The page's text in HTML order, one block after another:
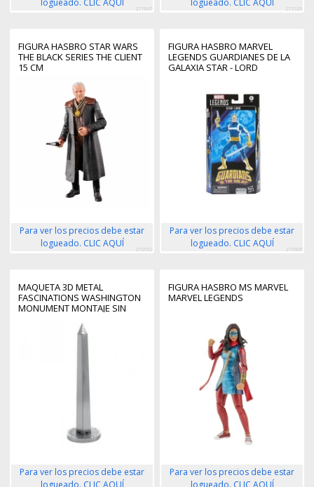
logueado. CLIC AQUÍ
271947
logueado. CLIC AQUÍ
272320
FIGURA HASBRO STAR WARS
THE BLACK SERIES THE CLIENT
15 CM
Para ver los precios debe estar
logueado. CLIC AQUÍ
272652
FIGURA HASBRO MARVEL
LEGENDS GUARDIANES DE LA
GALAXIA STAR - LORD
Para ver los precios debe estar
logueado. CLIC AQUÍ
273609
MAQUETA 3D METAL
FASCINATIONS WASHINGTON
MONUMENT MONTAJE SIN
MAQUETAS 3D
Para ver los precios debe estar
logueado. CLIC AQUÍ
FIGURA HASBRO MS MARVEL
MARVEL LEGENDS
Para ver los precios debe estar
logueado. CLIC AQUÍ